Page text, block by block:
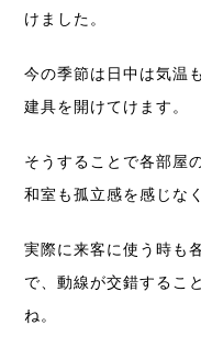
けました。
今の季節は日中は気温
建具を開けてけます。
そうすることで各部屋
和室も孤立感を感じな
実際に来客に使う時も
で、動線が交錯するこ
ね。